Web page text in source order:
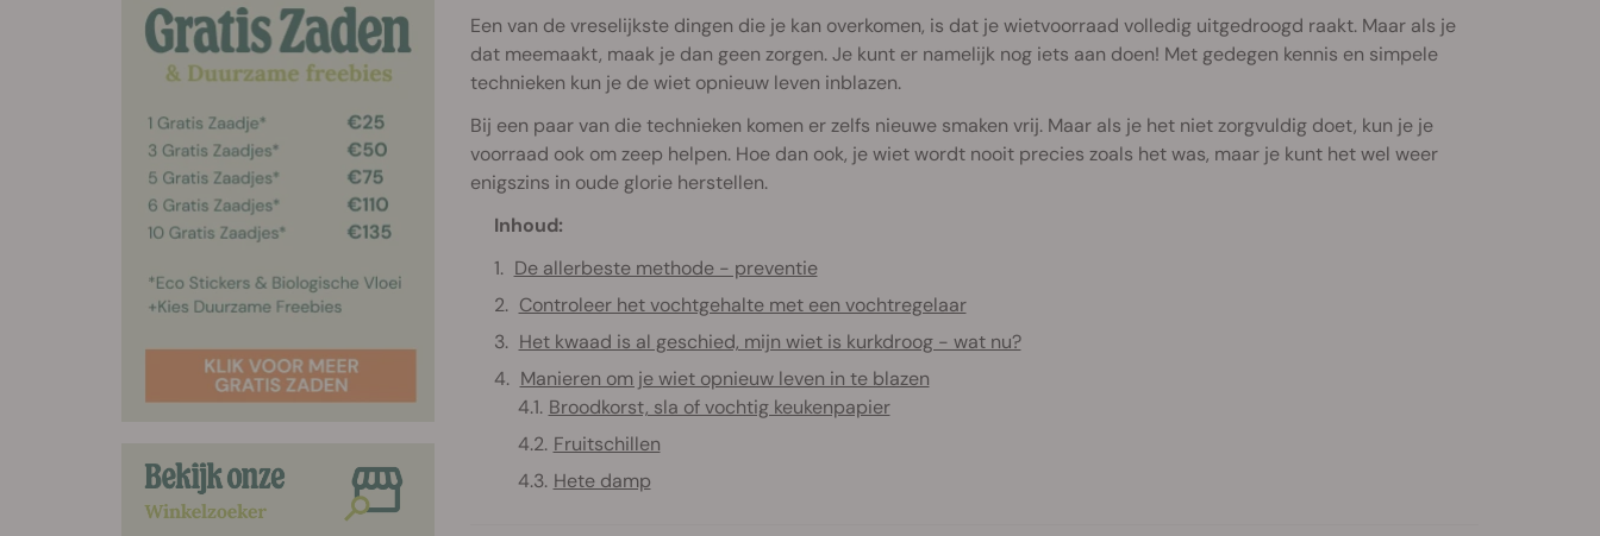
Een van de vreselijkste dingen die je kan overkomen, is dat je wietvoorraad volledig uitgedroogd raakt. Maar als je
dat meemaakt, maak je dan geen zorgen. Je kunt er namelijk nog iets aan doen! Met gedegen kennis en simpele
technieken kun je de wiet opnieuw leven inblazen.
Bij een paar van die technieken komen er zelfs nieuwe smaken vrij. Maar als je het niet zorgvuldig doet, kun je je
voorraad ook om zeep helpen. Hoe dan ook, je wiet wordt nooit precies zoals het was, maar je kunt het wel weer
enigszins in oude glorie herstellen.
Inhoud:
De allerbeste methode - preventie
Controleer het vochtgehalte met een vochtregelaar
Het kwaad is al geschied, mijn wiet is kurkdroog - wat nu?
Manieren om je wiet opnieuw leven in te blazen
Broodkorst, sla of vochtig keukenpapier
Fruitschillen
Hete damp